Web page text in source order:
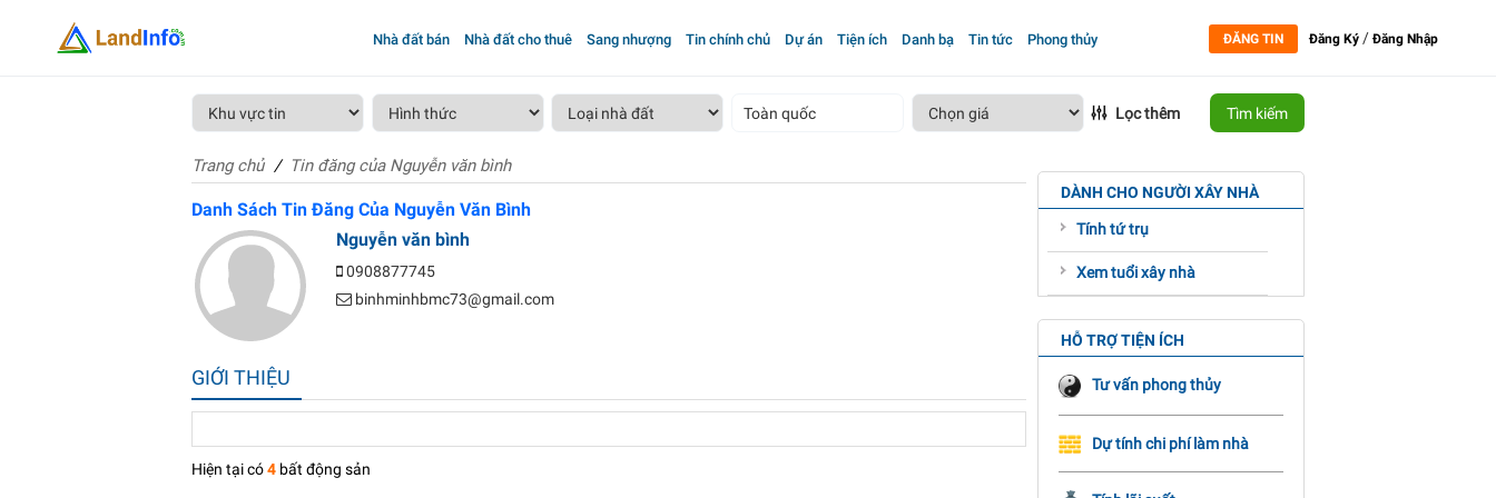
Nhà đất bán Nhà đất cho thuê Sang nhượng Tin chính chủ Dự án Tiện ích Danh bạ Tin tức Phong thủy ĐĂNG TIN Đăng Ký /Đăng Nhập
Toàn quốc Lọc thêm Tìm kiếm
Trang chủ Tin đăng của Nguyễn văn bình
Danh Sách Tin Đăng Của Nguyễn Văn Bình
Nguyễn văn bình
0908877745
binhminhbmc73@gmail.com
GIỚI THIỆU
Hiện tại có4 bất động sản
DÀNH CHO NGƯỜI XÂY NHÀ
Tính tứ trụ
Xem tuổi xây nhà
HỖ TRỢ TIỆN ÍCH
Tư vấn phong thủy
Dự tính chi phí làm nhà